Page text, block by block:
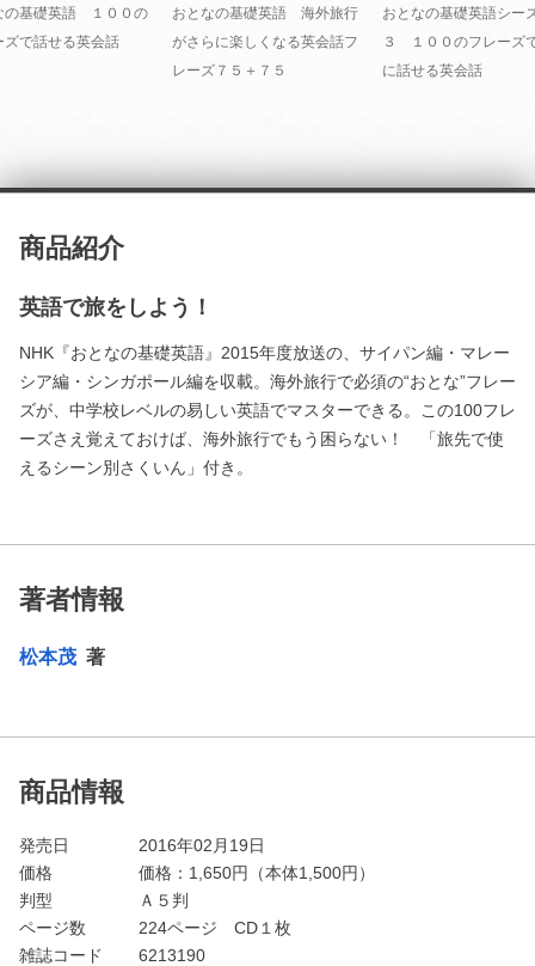
の基礎英語 １００の
ズで話せる英会話
おとなの基礎英語 海外旅行
がさらに楽しくなる英会話フ
レーズ７５＋７５
おとなの基礎英語シー
３ １００のフレーズ
に話せる英会話
商品紹介
英語で旅をしよう！
NHK『おとなの基礎英語』2015年度放送の、サイパン編・マレー
シア編・シンガポール編を収載。海外旅行で必須の“おとな”フレー
ズが、中学校レベルの易しい英語でマスターできる。この100フレ
ーズさえ覚えておけば、海外旅行でもう困らない！ 「旅先で使
えるシーン別さくいん」付き。
著者情報
松本茂 著
商品情報
発売日
2016年02月19日
価格
価格： 1,650円（本体1,500円）
判型
Ａ５判
ページ数
224ページ CD１枚
雑誌コード
6213190